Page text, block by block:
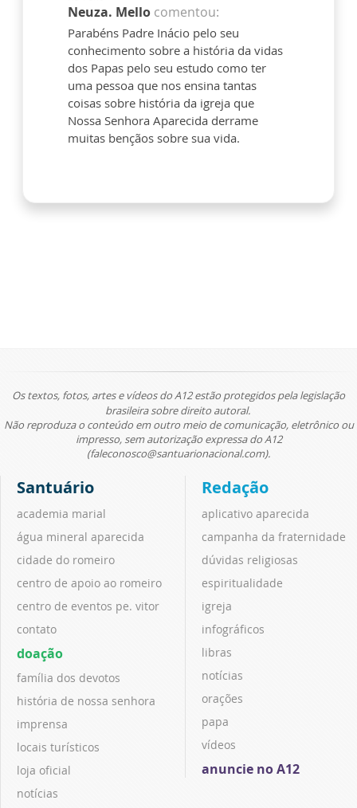
Neuza. Mello comentou:
Parabéns Padre Inácio pelo seu
conhecimento sobre a história da vidas
dos Papas pelo seu estudo como ter
uma pessoa que nos ensina tantas
coisas sobre história da igreja que
Nossa Senhora Aparecida derrame
muitas bençãos sobre sua vida.
Os textos, fotos, artes e vídeos do A12 estão protegidos pela legislação
brasileira sobre direito autoral.
Não reproduza o conteúdo em outro meio de comunicação, eletrônico ou
impresso, sem autorização expressa do A12
(faleconosco@santuarionacional.com).
Santuário
academia marial
água mineral aparecida
cidade do romeiro
centro de apoio ao romeiro
centro de eventos pe. vitor
contato
doação
família dos devotos
história de nossa senhora
imprensa
locais turísticos
loja oficial
notícias
Redação
aplicativo aparecida
campanha da fraternidade
dúvidas religiosas
espiritualidade
igreja
infográficos
libras
notícias
orações
papa
vídeos
anuncie no A12